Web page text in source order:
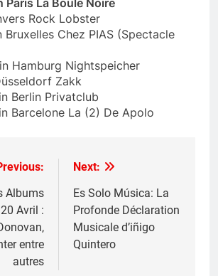
Paris La Boule Noire
Rock Lobster
Bruxelles Chez PIAS (Spectacle
Hamburg Nightspeicher
Zakk
Berlin Privatclub
Barcelone La (2) De Apolo
Albums
Avril :
entre
autres
Next:
Es Solo Música: La
Profonde Déclaration
Musicale d’iñigo
Quintero